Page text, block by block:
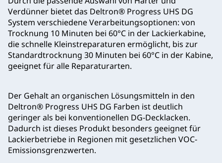
Verdünner bietet das Deltron® Progress UHS DG
System verschiedene Verarbeitungsoptionen: von
Trocknung 10 Minuten bei 60°C in der Lackierkabine,
die schnelle Kleinstreparaturen ermöglicht, bis zur
Standardtrocknung 30 Minuten bei 60°C in der Kabine,
geeignet für alle Reparaturarten.
Der Gehalt an organischen Lösungsmitteln in den
Deltron® Progress UHS DG Farben ist deutlich
geringer als bei konventionellen DG-Decklacken.
Dadurch ist dieses Produkt besonders geeignet für
Lackierbetriebe in Regionen mit gesetzlichen VOC-
Emissionsgrenzwerten.